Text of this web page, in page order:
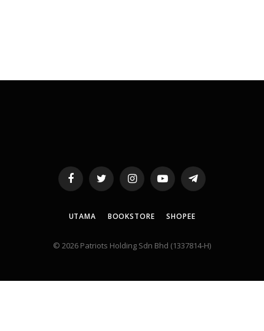
FacebookTwitter InstagramYouTubeTelegram
UTAMA BOOKSTORE SHOPEE
© 2026 Patriots Holding Sdn Bhd (1337814-H)